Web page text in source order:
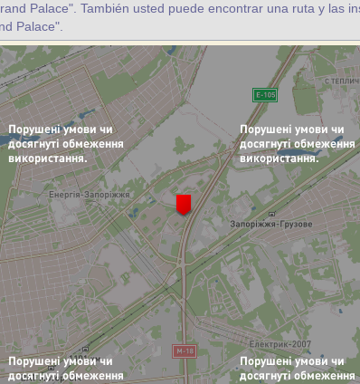
Palace". También usted puede encontrar una ruta y las
Palace".